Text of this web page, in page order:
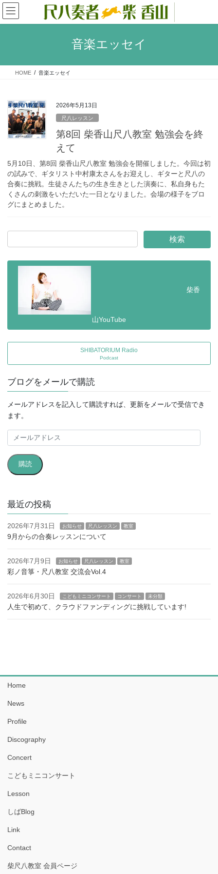
コ
ン
テ
ス
ナ
ビ
ゲ
ン
音楽エッセイ
HOME 音楽エッセイ
2026年5月13日
尺八レッスン
第8回 柴香山尺八教室 勉強会を終
えて
5月10日、第8回 柴香山尺八教室 勉強会を開催しました。今回は初
の試みで、ギタリスト中村康太さんをお迎えし、ギターと尺八の
合奏に挑戦。生徒さんたちの生き生きとした演奏に、私自身もた
くさんの刺激をいただいた一日となりました。会場の様子をブロ
グにまとめました。
柴香
山YouTube
SHIBATORIUM Radio
Podcast
ブログをメールで購読
メールアドレスを記入して購読すれば、更新をメールで受信でき
ます。
ー
ル
ア
ス
購読
最近の投稿
2026年7月31日 お知らせ 尺八レッスン 教室
9月からの合奏レッスンについて
2026年7月9日 お知らせ 尺八レッスン 教室
彩ノ音箏・尺八教室 交流会Vol.4
2026年6月30日 こどもミニコンサート コンサート 未分類
人生で初めて、クラウドファンディングに挑戦しています!
Home
News
Profile
Discography
Concert
こどもミニコンサート
Lesson
しばBlog
Link
Contact
柴尺八教室 会員ページ